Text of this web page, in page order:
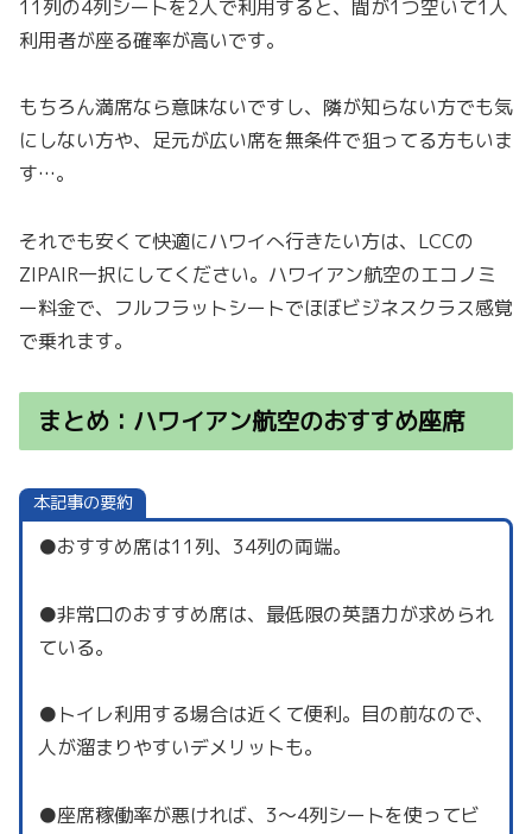
11列の4列シートを2人で利用すると、間が1つ空いて1人
利用者が座る確率が高いです。
もちろん満席なら意味ないですし、隣が知らない方でも気
にしない方や、足元が広い席を無条件で狙ってる方もいま
す…。
それでも安くて快適にハワイへ行きたい方は、LCCの
ZIPAIR一択にしてください。ハワイアン航空のエコノミ
ー料金で、フルフラットシートでほぼビジネスクラス感覚
で乗れます。
まとめ：ハワイアン航空のおすすめ座席
本記事の要約
●おすすめ席は11列、34列の両端。
●非常口のおすすめ席は、最低限の英語力が求められ
ている。
●トイレ利用する場合は近くて便利。目の前なので、
人が溜まりやすいデメリットも。
●座席稼働率が悪ければ、3〜4列シートを使ってビ